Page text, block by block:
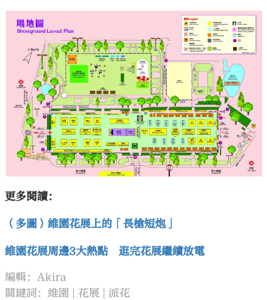
更多閱讀：
（多圖）維園花展上的「長槍短炮」
維園花展周邊3大熱點 逛完花展繼續放電
編輯：Akira
關鍵詞：維園 花展 派花